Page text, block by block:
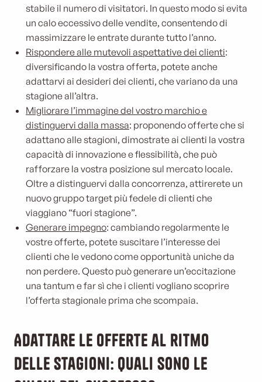
stabile il numero di visitatori. In questo modo si evita
un calo eccessivo delle vendite, consentendo di
massimizzare le entrate durante tutto l’anno.
Rispondere alle mutevoli aspettative dei clienti:
diversificando la vostra offerta, potete anche
adattarvi ai desideri dei clienti, che variano da una
stagione all’altra.
Migliorare l’immagine del vostro marchio e
distinguervi dalla massa: proponendo offerte che si
adattano alle stagioni, dimostrate ai clienti la vostra
capacità di innovazione e flessibilità, che può
rafforzare la vostra posizione sul mercato locale.
Oltre a distinguervi dalla concorrenza, attirerete un
nuovo gruppo target più fedele di clienti che
viaggiano “fuori stagione”.
Generare impegno: cambiando regolarmente le
vostre offerte, potete suscitare l’interesse dei
clienti che le vedono come opportunità uniche da
non perdere. Questo può generare un’eccitazione
una tantum e far sì che i clienti vogliano scoprire
l’offerta stagionale prima che scompaia.
Adattare le offerte al ritmo
delle stagioni: quali sono le